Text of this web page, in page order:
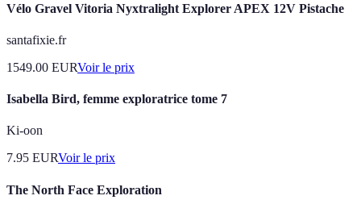
Vélo Gravel Vitoria Nyxtralight Explorer APEX 12V Pistache
santafixie.fr
1549.00 EURVoir le prix
Isabella Bird, femme exploratrice tome 7
Ki-oon
7.95 EURVoir le prix
The North Face Exploration